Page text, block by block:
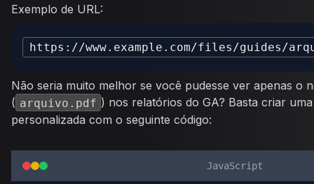
Exemplo de URL:
Não seria muito melhor se você pudesse ver apenas o
( arquivo.pdf ) nos relatórios do GA? Basta criar
personalizada com o seguinte código:
JavaScript